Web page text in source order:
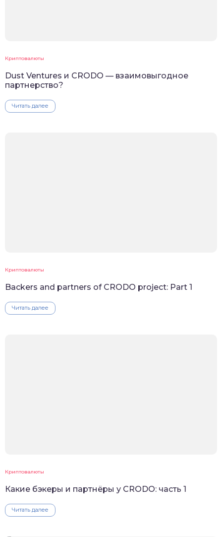
Криптовалюты
Dust Ventures и CRODO — взаимовыгодное
партнерство?
Читать далее
Криптовалюты
Backers and partners of CRODO project: Part 1
Читать далее
Криптовалюты
Какие бэкеры и партнёры у CRODO: часть 1
Читать далее